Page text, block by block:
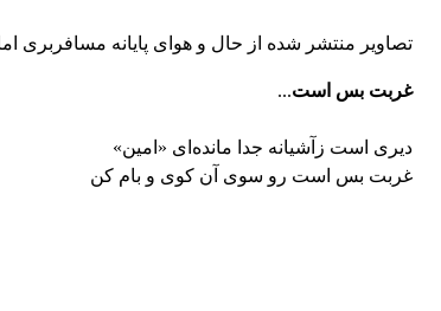
تصاویر منتشر شده از حال و هوای پایانه مسافربری
غربت بس است...
دیری است زآشیانه جدا مانده‌ای «امین»
غربت بس است رو سوی آن کوی و بام کن